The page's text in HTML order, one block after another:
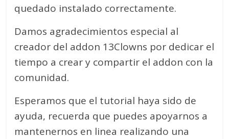
quedado instalado correctamente.
Damos agradecimientos especial al
creador del addon 13Clowns por dedicar el
tiempo a crear y compartir el addon con la
comunidad.
Esperamos que el tutorial haya sido de
ayuda, recuerda que puedes apoyarnos a
mantenernos en linea realizando una